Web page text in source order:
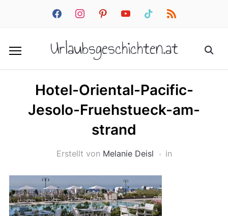
facebookinstagrampinterestyoutube tiktok rss
Urlaubsgeschichten.at
Hotel-Oriental-Pacific-
Jesolo-Fruehstueck-am-
strand
Erstellt von Melanie Deisl in